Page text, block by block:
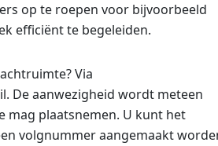
op te roepen voor bijvoorbeeld
efficiënt te begeleiden.
Via
De aanwezigheid wordt meteen
mag plaatsnemen. U kunt het
volgnummer aangemaakt